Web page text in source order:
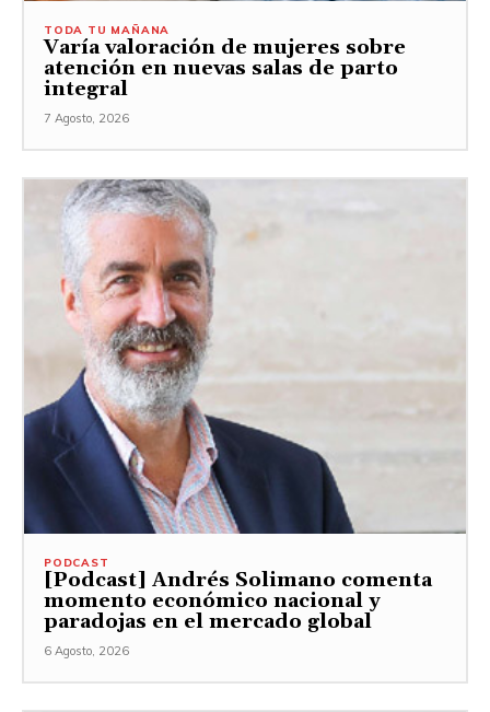
TODA TU MAÑANA
Varía valoración de mujeres sobre
atención en nuevas salas de parto
integral
7 Agosto, 2026
PODCAST
[Podcast] Andrés Solimano comenta
momento económico nacional y
paradojas en el mercado global
6 Agosto, 2026